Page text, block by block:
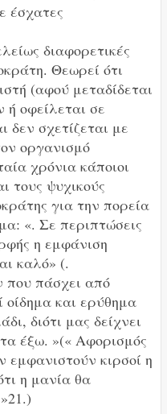
έσχατες
διαφορετικές
Θεωρεί ότι
(αφού μεταδίδεται
οφείλεται σε
δεν σχετίζεται με
οργανισμό
χρόνια κάποιοι
τους ψυχικούς
για την πορεία
«. Σε περιπτώσεις
η εμφάνιση
καλό» (.
που πάσχει από
και ερύθημα
διότι μας δείχνει
έξω. »(« Αφορισμός
εμφανιστούν κιρσοί η
η μανία θα